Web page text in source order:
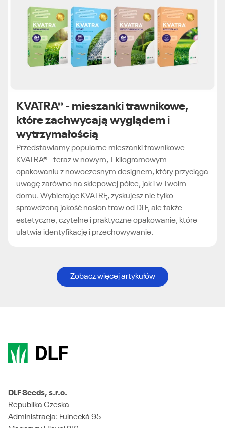
KVATRA® - mieszanki trawnikowe,
które zachwycają wyglądem i
wytrzymałością
Przedstawiamy popularne mieszanki trawnikowe
KVATRA® - teraz w nowym, 1-kilogramowym
opakowaniu z nowoczesnym designem, który przyciąga
uwagę zarówno na sklepowej półce, jak i w Twoim
domu. Wybierając KVATRĘ, zyskujesz nie tylko
sprawdzoną jakość nasion traw od DLF, ale także
estetyczne, czytelne i praktyczne opakowanie, które
ułatwia identyfikację i przechowywanie.
Zobacz więcej artykułów
DLF Seeds, s.r.o.
Republika Czeska
Administracja: Fulnecká 95